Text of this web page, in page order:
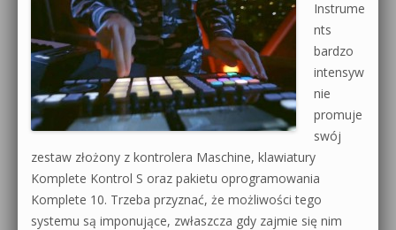
Dubstep z syntezatorem Massive
Kontakt 5 Kompendium
Pakiety
Archiwum aktualności
Polityka prywatności
Regulamin
Działanie sklepu internetowego
Wyszukiwanie
Instrume
nts
bardzo
intensyw
nie
promuje
swój
zestaw złożony z kontrolera Maschine, klawiatury
Komplete Kontrol S oraz pakietu oprogramowania
Komplete 10. Trzeba przyznać, że możliwości tego
systemu są imponujące, zwłaszcza gdy zajmie się nim